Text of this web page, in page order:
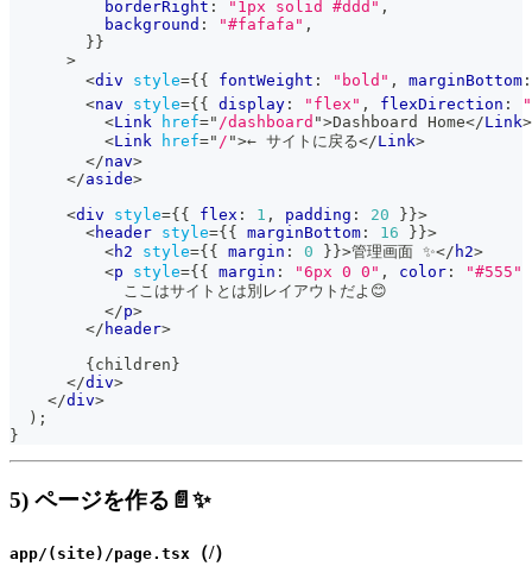
          borderRight
: "1px solid #ddd" ,
          background
: "#fafafa" ,
} }
>
<div style={ { fontWeight : "bold" , marginBottom :
<nav style={ { display : "flex" , flexDirection :
<Link href=" /dashboard ">Dashboard Home</Link>
<Link href=" / ">← サイトに戻る</Link>
</nav>
</aside>
<div style={ { flex : 1 , padding : 20 } }>
<header style={ { marginBottom : 16 } }>
<h2 style={ { margin : 0 } }>管理画面 ✨</ h2>
<p style={ { margin : "6px 0 0" , color :
"#555"
            ここはサイトとは別レイアウトだよ😊
</p>
</ header>
{ children }
</div>
</div>
) ;
}
5) ページを作る📄✨
app/(site)/page.tsx （/）